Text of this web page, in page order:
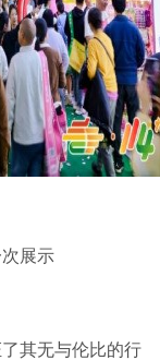
展示
其无与伦比的行